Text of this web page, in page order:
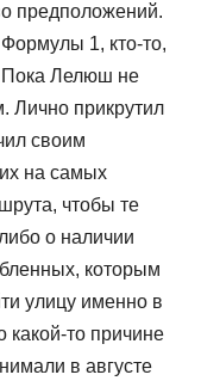
предположений.
1, кто-то,
Пока Лелюш не
Лично прикрутил
своим
на самых
чтобы те
о наличии
которым
улицу именно в
какой-то причине
в августе